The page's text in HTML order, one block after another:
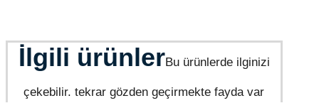
İlgili ürünler